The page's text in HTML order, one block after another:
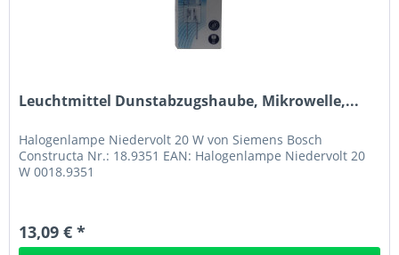
Leuchtmittel Dunstabzugshaube, Mikrowelle,...
Halogenlampe Niedervolt 20 W von Siemens Bosch
Constructa Nr.: 18.9351 EAN: Halogenlampe Niedervolt 20
W 0018.9351
13,09 € *